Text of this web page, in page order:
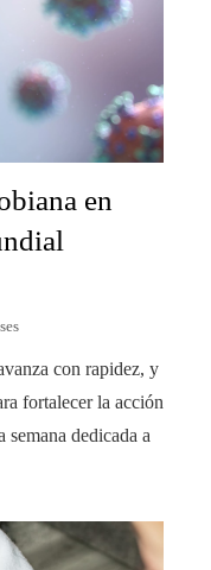
en
con rapidez, y
fortalecer la acción
semana dedicada a